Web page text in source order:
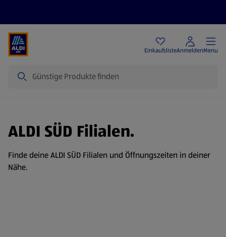
EinkaufslisteAnmeldenMenu
ALDI SÜD Filialen.
Finde deine ALDI SÜD Filialen und Öffnungszeiten in deiner
Nähe.